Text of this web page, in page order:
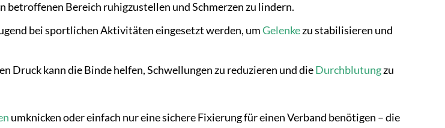
betroffenen Bereich ruhigzustellen und Schmerzen zu lindern.
bei sportlichen Aktivitäten eingesetzt werden, umGelenkezu stabilisieren und
Druck kann die Binde helfen, Schwellungen zu reduzieren und dieDurchblutungzu
umknicken oder einfach nur eine sichere Fixierung für einen Verband benötigen – die